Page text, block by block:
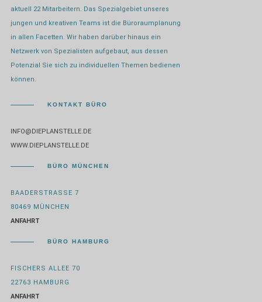
aktuell 22 Mitarbeitern. Das Spezialgebiet unseres
jungen und kreativen Teams ist die Büroraumplanung
in allen Facetten. Wir haben darüber hinaus ein
Netzwerk von Spezialisten aufgebaut, aus dessen
Potenzial Sie sich zu individuellen Themen bedienen
können.
KONTAKT BÜRO
INFO@DIEPLANSTELLE.DE
WWW.DIEPLANSTELLE.DE
BÜRO MÜNCHEN
BAADERSTRASSE 7
80469 MÜNCHEN
ANFAHRT
BÜRO HAMBURG
FISCHERS ALLEE 70
22763 HAMBURG
ANFAHRT